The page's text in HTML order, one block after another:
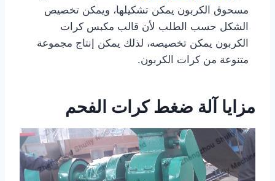
مسحوق الكربون يمكن تشكيلها، ويمكن تخصيص
الشكل حسب الطلب لأن قالب مكبس كرات
الكربون يمكن تخصيصه، لذلك يمكن إنتاج مجموعة
متنوعة من كرات الكربون.
مزايا آلة ضغط كرات الفحم